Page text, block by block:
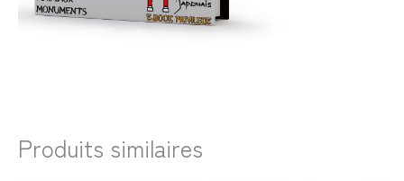
Produits similaires